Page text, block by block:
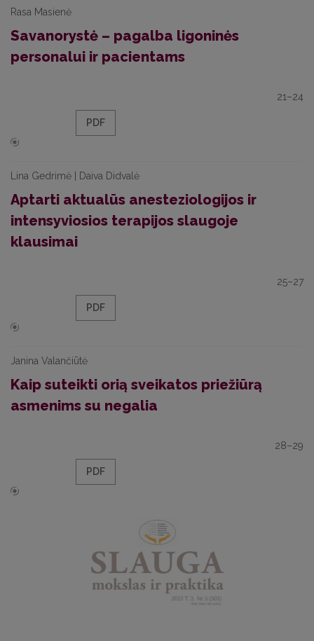
Rasa Masienė
Savanorystė – pagalba ligoninės
personalui ir pacientams
21–24
PDF
Lina Gedrimė | Daiva Didvalė
Aptarti aktualūs anesteziologijos ir
intensyviosios terapijos slaugoje
klausimai
25–27
PDF
Janina Valančiūtė
Kaip suteikti orią sveikatos priežiūrą
asmenims su negalia
28–29
PDF